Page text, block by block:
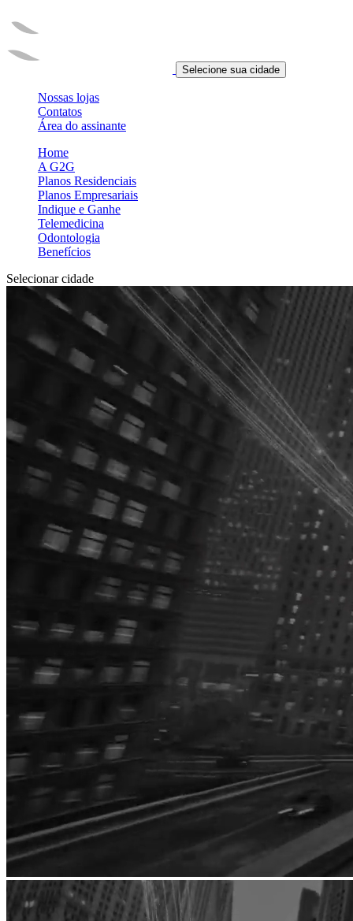
Selecione sua cidade
Nossas lojas
Contatos
Área do assinante
Home
A G2G
Planos Residenciais
Planos Empresariais
Indique e Ganhe
Telemedicina
Odontologia
Benefícios
Selecionar cidade